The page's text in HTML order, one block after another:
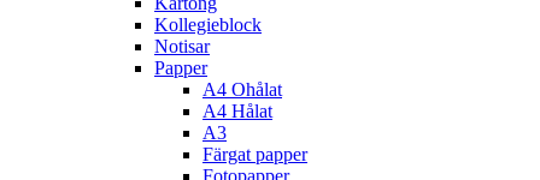
Kollegieblock
Notisar
Papper
A4 Ohålat
A4 Hålat
A3
Färgat papper
Fotopapper